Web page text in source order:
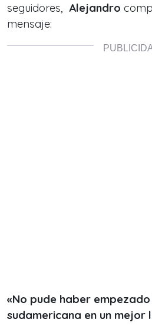
seguidores, Alejandro
mensaje:
«No pude haber
sudamericana en un mejor